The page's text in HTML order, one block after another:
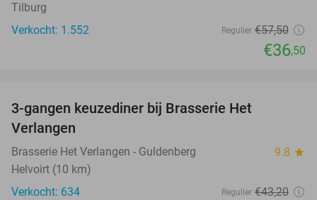
Tilburg
Verkocht: 1.552
Regulier €57,50
€36,50
3-gangen keuzediner bij Brasserie Het
Verlangen
Brasserie Het Verlangen - Guldenberg 9.8 star
Helvoirt (10 km)
Verkocht: 634
Regulier €43,20